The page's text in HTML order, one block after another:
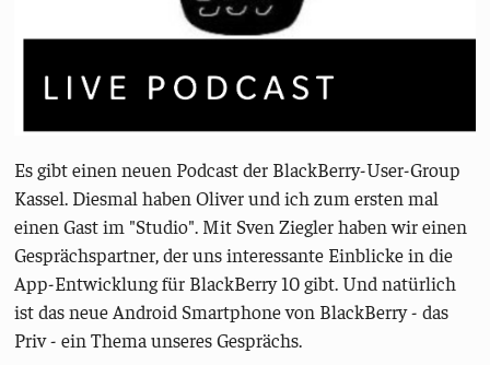
Es gibt einen neuen Podcast der BlackBerry-User-Group
Kassel. Diesmal haben Oliver und ich zum ersten mal
einen Gast im "Studio". Mit Sven Ziegler haben wir einen
Gesprächspartner, der uns interessante Einblicke in die
App-Entwicklung für BlackBerry 10 gibt. Und natürlich
ist das neue Android Smartphone von BlackBerry - das
Priv - ein Thema unseres Gesprächs.